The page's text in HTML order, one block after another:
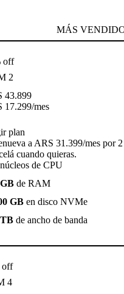
MÁS
off
2
43.899
17.299/mes
plan
a ARS 31.399/mes por 2
cuando quieras.
núcleos de CPU
de RAM
GB en disco NVMe
de ancho de banda
off
4